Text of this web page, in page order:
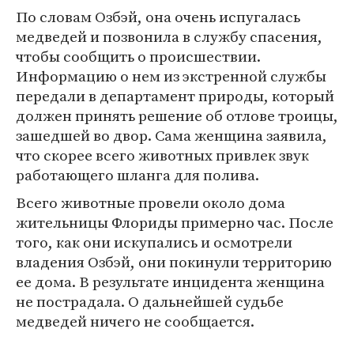
По словам Озбэй, она очень испугалась
медведей и позвонила в службу спасения,
чтобы сообщить о происшествии.
Информацию о нем из экстренной службы
передали в департамент природы, который
должен принять решение об отлове троицы,
зашедшей во двор. Сама женщина заявила,
что скорее всего животных привлек звук
работающего шланга для полива.
Всего животные провели около дома
жительницы Флориды примерно час. После
того, как они искупались и осмотрели
владения Озбэй, они покинули территорию
ее дома. В результате инцидента женщина
не пострадала. О дальнейшей судьбе
медведей ничего не сообщается.